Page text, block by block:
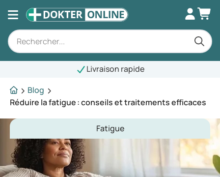
Livraison rapide
Blog
Réduire la fatigue : conseils et traitements efficaces
Fatigue